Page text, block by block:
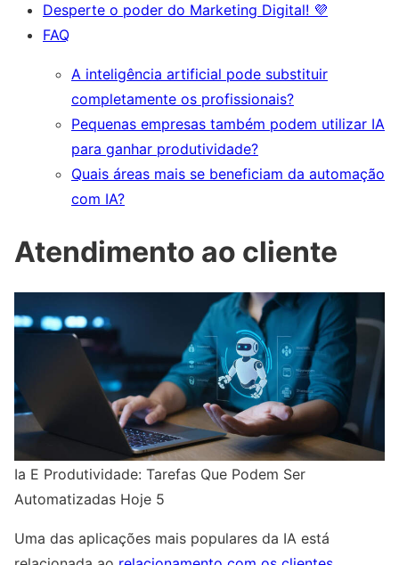
Desperte o poder do Marketing Digital! 💜
FAQ
A inteligência artificial pode substituir
completamente os profissionais?
Pequenas empresas também podem utilizar IA
para ganhar produtividade?
Quais áreas mais se beneficiam da automação
com IA?
Atendimento ao cliente
Ia E Produtividade: Tarefas Que Podem Ser
Automatizadas Hoje 5
Uma das aplicações mais populares da IA está